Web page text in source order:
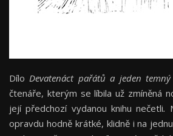
DíloDevatenáct pařátů a jeden temný
čtenáře, kterým se líbila už zmíněná
její předchozí vydanou knihu nečetli.
opravdu hodně krátké, klidně i na